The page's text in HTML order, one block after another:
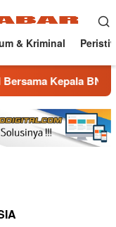
& Kriminal
Kepala BNN RI di